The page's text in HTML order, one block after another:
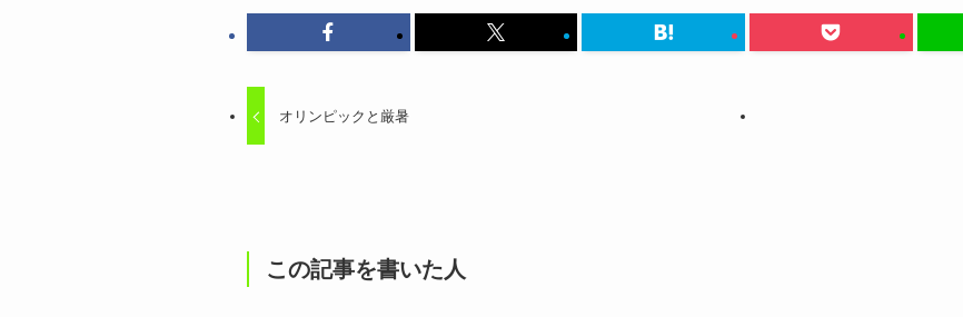
オリンピックと厳暑
この記事を書いた人